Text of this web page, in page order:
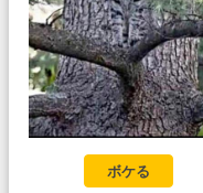
ボケる